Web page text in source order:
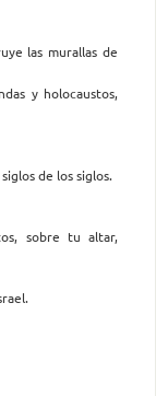
las murallas de
y holocaustos,
de los siglos.
sobre tu altar,